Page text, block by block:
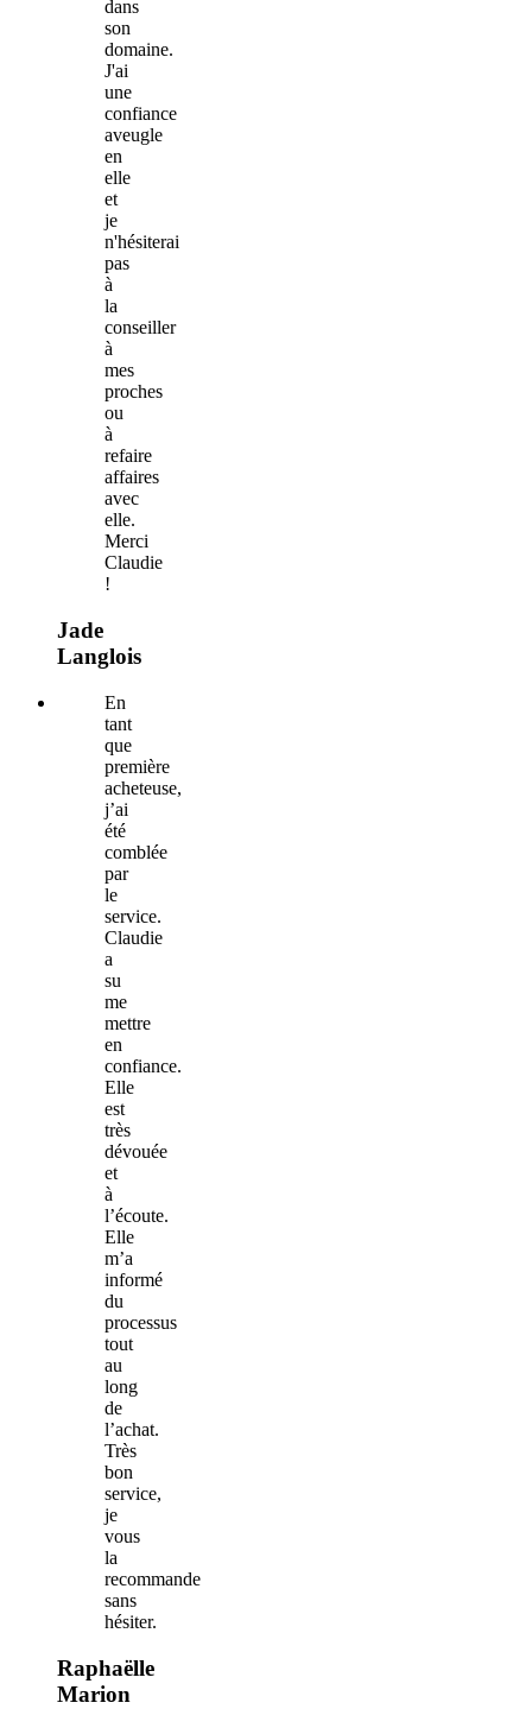
dans
son
domaine.
J'ai
une
confiance
aveugle
en
elle
et
je
n'hésiterai
pas
à
la
conseiller
à
mes
proches
ou
à
refaire
affaires
avec
elle.
Merci
Claudie
!
Jade
Langlois
En
tant
que
première
acheteuse,
j’ai
été
comblée
par
le
service.
Claudie
a
su
me
mettre
en
confiance.
Elle
est
très
dévouée
et
à
l’écoute.
Elle
m’a
informé
du
processus
tout
au
long
de
l’achat.
Très
bon
service,
je
vous
la
recommande
sans
hésiter.
Raphaëlle
Marion